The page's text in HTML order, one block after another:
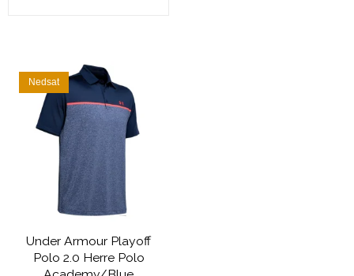
Nedsat
Under Armour Playoff
Polo 2.0 Herre Polo